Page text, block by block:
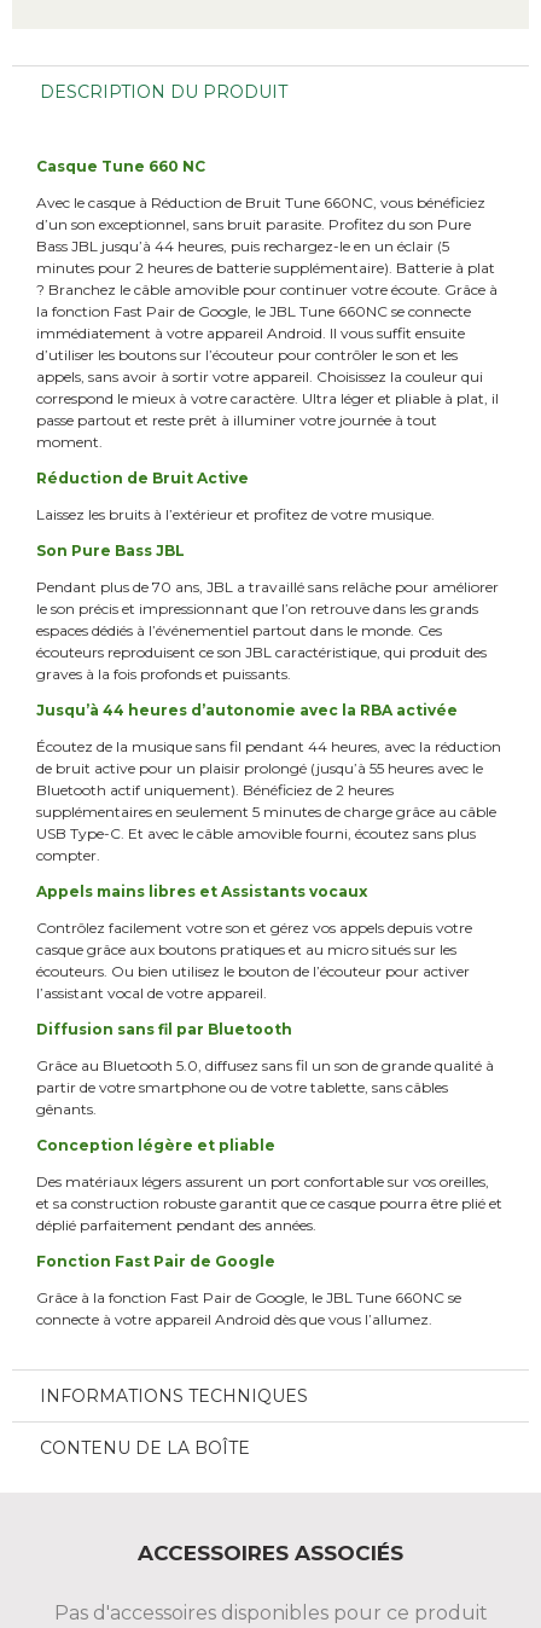
DESCRIPTION DU PRODUIT
Casque Tune 660 NC
Avec le casque à Réduction de Bruit Tune 660NC, vous bénéficiez
d’un son exceptionnel, sans bruit parasite. Profitez du son Pure
Bass JBL jusqu’à 44 heures, puis rechargez-le en un éclair (5
minutes pour 2 heures de batterie supplémentaire). Batterie à plat
? Branchez le câble amovible pour continuer votre écoute. Grâce à
la fonction Fast Pair de Google, le JBL Tune 660NC se connecte
immédiatement à votre appareil Android. Il vous suffit ensuite
d’utiliser les boutons sur l’écouteur pour contrôler le son et les
appels, sans avoir à sortir votre appareil. Choisissez la couleur qui
correspond le mieux à votre caractère. Ultra léger et pliable à plat, il
passe partout et reste prêt à illuminer votre journée à tout
moment.
Réduction de Bruit Active
Laissez les bruits à l’extérieur et profitez de votre musique.
Son Pure Bass JBL
Pendant plus de 70 ans, JBL a travaillé sans relâche pour améliorer
le son précis et impressionnant que l’on retrouve dans les grands
espaces dédiés à l’événementiel partout dans le monde. Ces
écouteurs reproduisent ce son JBL caractéristique, qui produit des
graves à la fois profonds et puissants.
Jusqu’à 44 heures d’autonomie avec la RBA activée
Écoutez de la musique sans fil pendant 44 heures, avec la réduction
de bruit active pour un plaisir prolongé (jusqu’à 55 heures avec le
Bluetooth actif uniquement). Bénéficiez de 2 heures
supplémentaires en seulement 5 minutes de charge grâce au câble
USB Type-C. Et avec le câble amovible fourni, écoutez sans plus
compter.
Appels mains libres et Assistants vocaux
Contrôlez facilement votre son et gérez vos appels depuis votre
casque grâce aux boutons pratiques et au micro situés sur les
écouteurs. Ou bien utilisez le bouton de l’écouteur pour activer
l’assistant vocal de votre appareil.
Diffusion sans fil par Bluetooth
Grâce au Bluetooth 5.0, diffusez sans fil un son de grande qualité à
partir de votre smartphone ou de votre tablette, sans câbles
gênants.
Conception légère et pliable
Des matériaux légers assurent un port confortable sur vos oreilles,
et sa construction robuste garantit que ce casque pourra être plié et
déplié parfaitement pendant des années.
Fonction Fast Pair de Google
Grâce à la fonction Fast Pair de Google, le JBL Tune 660NC se
connecte à votre appareil Android dès que vous l’allumez.
INFORMATIONS TECHNIQUES
CONTENU DE LA BOÎTE
ACCESSOIRES ASSOCIÉS
Pas d'accessoires disponibles pour ce produit